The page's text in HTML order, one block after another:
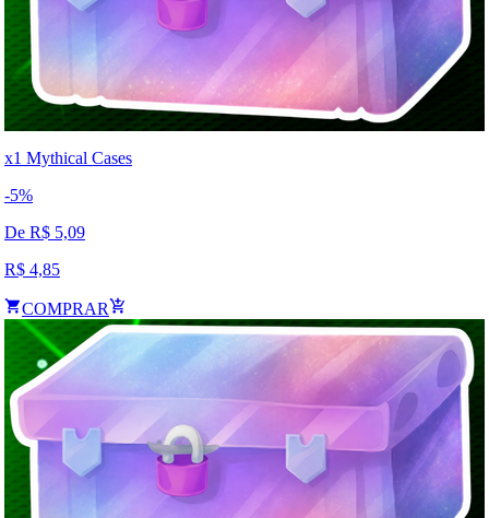
x1 Mythical Cases
-5%
De R$ 5,09
R$ 4,85
COMPRAR